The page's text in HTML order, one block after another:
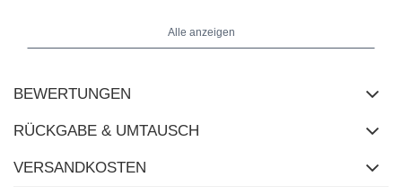
Alle anzeigen
BEWERTUNGEN
RÜCKGABE & UMTAUSCH
VERSANDKOSTEN